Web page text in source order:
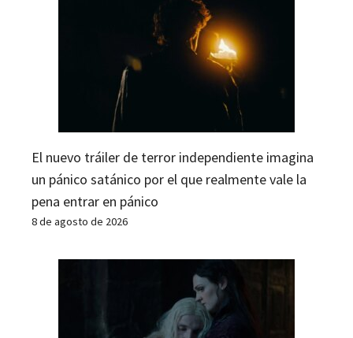
El nuevo tráiler de terror independiente imagina
un pánico satánico por el que realmente vale la
pena entrar en pánico
8 de agosto de 2026